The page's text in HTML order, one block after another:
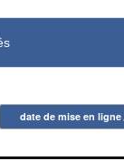
date de mise en ligne